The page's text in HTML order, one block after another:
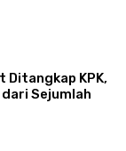
Ditangkap KPK,
Sejumlah